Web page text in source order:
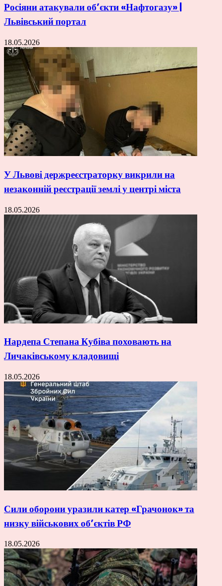
Росіяни атакували об’єкти «Нафтогазу» |
Львівський портал
18.05.2026
У Львові держреєстраторку викрили на
незаконній реєстрації землі у центрі міста
18.05.2026
Нардепа Степана Кубіва поховають на
Личаківському кладовищі
18.05.2026
Сили оборони уразили катер «Грачонок» та
низку військових об’єктів РФ
18.05.2026